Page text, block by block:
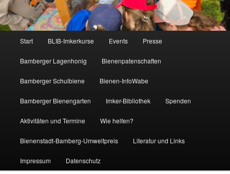
Start BLIB-Imkerkurse Events Presse
Bamberger Lagenhonig Bienenpatenschaften
Bamberger Schulbiene Bienen-InfoWabe
Bamberger Bienengarten Imker-Bibliothek Spenden
Aktivitäten und Termine Wie helfen?
Bienenstadt-Bamberg-Umweltpreis Literatur und Links
Impressum Datenschutz